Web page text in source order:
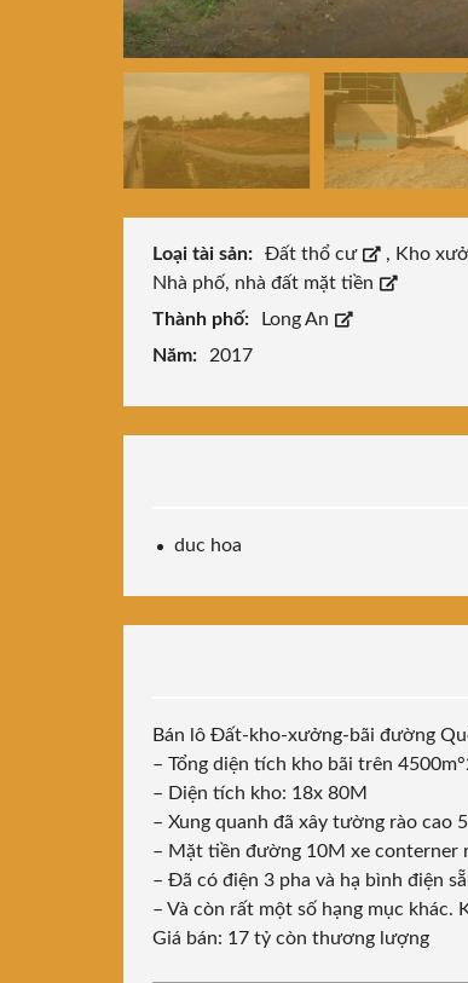
Loại tài sản: Đất thổ cư , Kho
Nhà phố, nhà đất mặt tiền
Thành phố: Long An
Năm:
2017
duc hoa
Bán lô Đất-kho-xưởng-bãi đường
– Tổng diện tích kho bãi trên
– Diện tích kho: 18x 80M
– Xung quanh đã xây tường rào cao
– Mặt tiền đường 10M xe conterner
– Đã có điện 3 pha và hạ bình điện
– Và còn rất một số hạng mục
Giá bán: 17 tỷ còn thương lượng